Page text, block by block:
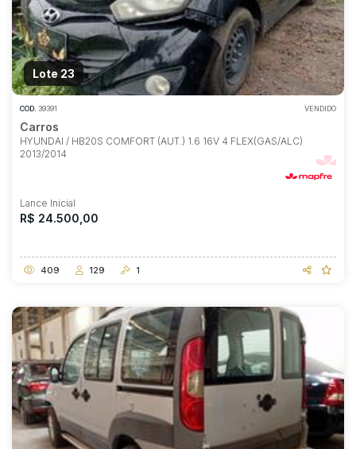
Lote 23
COD. 39391 VENDIDO
Carros
HYUNDAI / HB20S COMFORT (AUT.) 1.6 16V 4 FLEX(GAS/ALC)
2013/2014
Lance Inicial
R$ 24.500,00
409 129 1